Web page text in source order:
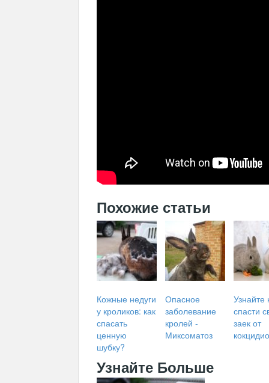
Похожие статьи
Кожные недуги
у кроликов: как
спасать
ценную
шубку?
Опасное
заболевание
кролей -
Миксоматоз
Узнайте
спасти
заек от
Узнайте Больше